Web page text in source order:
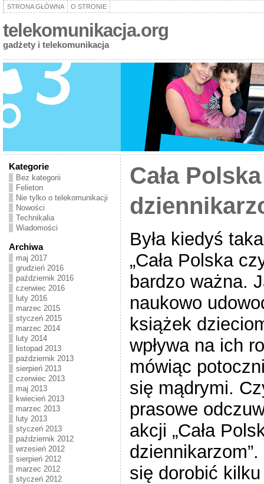
STRONA GŁÓWNA O STRONIE
telekomunikacja.org
gadżety i telekomunikacja
Kategorie
Bez kategorii
Felieton
Nie tylko o telekomunikacji
Nowości
Technikalia
Wiadomości
Archiwa
maj 2017
grudzień 2016
październik 2016
czerwiec 2016
luty 2016
marzec 2015
styczeń 2015
marzec 2014
luty 2014
listopad 2013
październik 2013
sierpień 2013
czerwiec 2013
maj 2013
kwiecień 2013
marzec 2013
luty 2013
styczeń 2013
październik 2012
wrzesień 2012
sierpień 2012
marzec 2012
styczeń 2012
Cała
Była kiedyś
„Cała Polska
bardzo ważna.
naukowo
książek
wpływa na ich
mówiąc
się mądrymi.
prasowe
akcji „Cała
się dorobić